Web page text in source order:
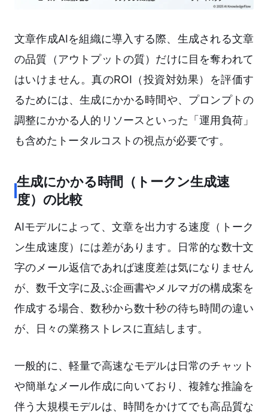
文章作成AIを組織に導入する際、生成される文章
の品質（アウトプットの質）だけに目を奪われて
はいけません。真のROI（投資対効果）を評価す
るためには、生成にかかる時間や、プロンプトの
調整にかかる人的リソースといった「運用負荷」
も含めたトータルコストの視点が必要です。
生成にかかる時間（トークン生成速
度）の比較
AIモデルによって、文章を出力する速度（トーク
ン生成速度）には差があります。日常的な数十文
字のメール返信であれば速度差は気になりません
が、数千文字に及ぶ企画書やメルマガの構成案を
作成する場合、数秒から数十秒の待ち時間の違い
が、日々の業務ストレスに直結します。
一般的に、軽量で高速なモデルは日常のチャット
や簡単なメール作成に向いており、複雑な推論を
伴う大規模モデルは、時間をかけてでも高品質な